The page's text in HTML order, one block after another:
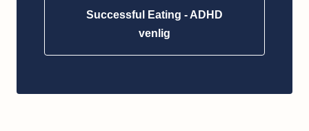
Successful Eating - ADHD
venlig